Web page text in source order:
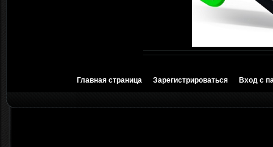
Главная страница Зарегистрироваться Вход с